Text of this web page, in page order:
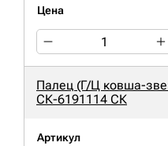
Цена
Палец (Г/Ц ковша-
СК-6191114 СК
Артикул